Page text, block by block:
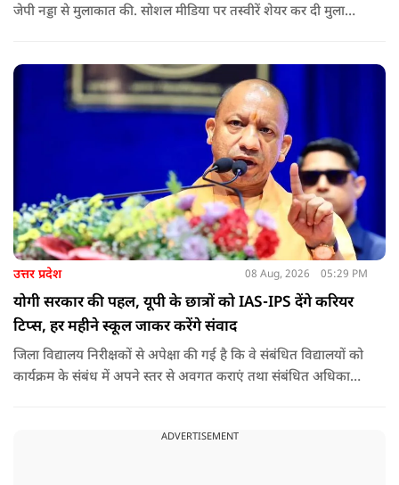
जेपी नड्डा से मुलाकात की. सोशल मीडिया पर तस्वीरें शेयर कर दी मुलाकात
उत्तर प्रदेश 08 Aug, 2026 05:29 PM
योगी सरकार की पहल, यूपी के छात्रों को IAS-IPS देंगे करियर
टिप्स, हर महीने स्कूल जाकर करेंगे संवाद
जिला विद्यालय निरीक्षकों से अपेक्षा की गई है कि वे संबंधित विद्यालयों को
कार्यक्रम के संबंध में अपने स्तर से अवगत कराएं तथा संबंधित अधिकारी
मुख्य सचिव, माध्यमिक शिक्षा, पार्थ सारथी सेन शर्मा ने बताया कि मुख्य
ADVERTISEMENT